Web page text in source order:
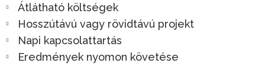
Átlátható költségek
Hosszútávú vagy rövidtávú projekt
Napi kapcsolattartás
Eredmények nyomon követése